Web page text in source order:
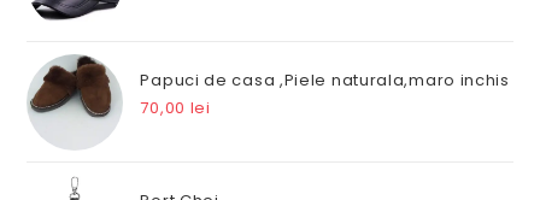
fost:
80,00 lei.
Papuci de casa ,Piele naturala,maro inchis
70,00 lei